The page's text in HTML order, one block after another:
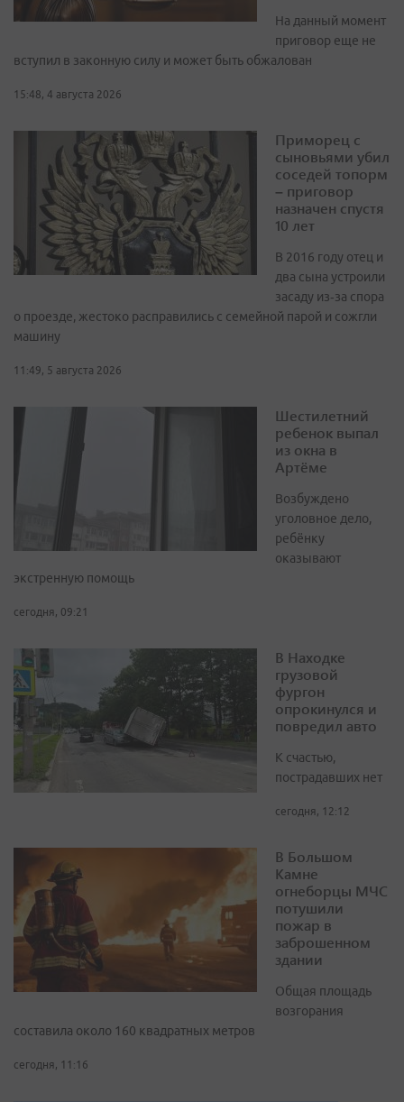
На данный момент
приговор еще не
вступил в законную силу и может быть обжалован
15:48, 4 августа 2026
Приморец с
сыновьями убил
соседей топорм
– приговор
назначен спустя
10 лет
В 2016 году отец и
два сына устроили
засаду из‑за спора
о проезде, жестоко расправились с семейной парой и сожгли
машину
11:49, 5 августа 2026
Шестилетний
ребенок выпал
из окна в
Артёме
Возбуждено
уголовное дело,
ребёнку
оказывают
экстренную помощь
сегодня, 09:21
В Находке
грузовой
фургон
опрокинулся и
повредил авто
К счастью,
пострадавших нет
сегодня, 12:12
В Большом
Камне
огнеборцы МЧС
потушили
пожар в
заброшенном
здании
Общая площадь
возгорания
составила около 160 квадратных метров
сегодня, 11:16